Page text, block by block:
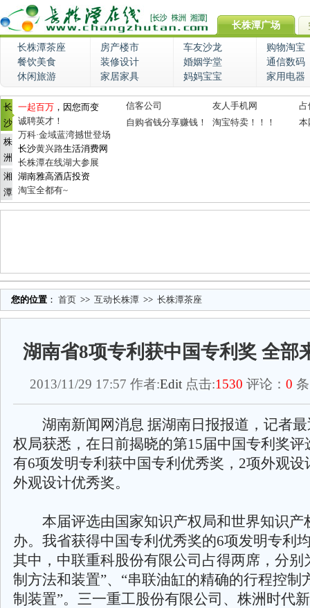
长株潭广场
长株潭茶座 房产楼市 车友沙龙
购物淘宝
餐饮美食
装修设计 婚姻学堂
通信数码
休闲旅游
家居家具 妈妈宝宝 家用电器
长
沙
株
洲
湘
潭
一起百万 ，因您而变
诚聘英才！
万科·金域蓝湾撼世登场
长沙黄兴路生活消费网
长株潭在线湖大参展
湖南雅高酒店投资
淘宝全都有~
信客公司 友人手机网
占
自购省钱分享赚钱！
淘宝特卖！！！ 本
您的位置 ： 首页 >> 互动长株潭 >> 长株潭茶座
湖南省8项专利获中国专利奖 全部
2013/11/29 17:57 作者:Edit 点击:1530 评论： 0
湖南新闻网消息 据湖南日报报道，记者最
权局获悉，在日前揭晓的第15届中国专利奖评
有6项发明专利获中国专利优秀奖，2项外观设
外观设计优秀奖。
本届评选由国家知识产权局和世界知识产
办。我省获得中国专利优秀奖的6项发明专利
其中，中联重科股份有限公司占得两席，分别
制方法和装置”、“串联油缸的精确的行程控制
制装置”。三一重工股份有限公司、株洲时代